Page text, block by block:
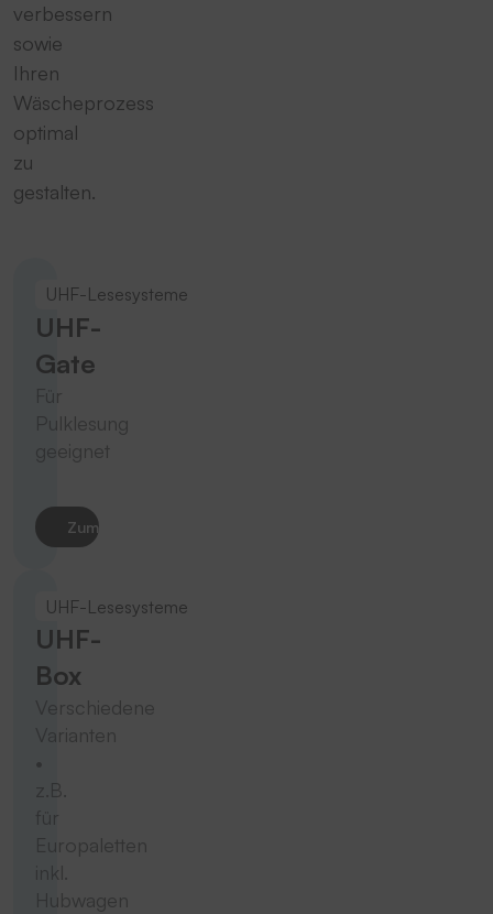
verbessern
sowie
Ihren
Wäscheprozess
optimal
zu
gestalten.
UHF-Lesesysteme
UHF-
Gate
Für
Pulklesung
geeignet
Zum Produkt
UHF-Lesesysteme
UHF-
Box
Verschiedene
Varianten
z.B.
für
Europaletten
inkl.
Hubwagen